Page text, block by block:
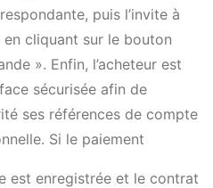
puis l’invite à
cliquant sur le bouton
». Enfin, l’acheteur est
sécurisée afin de
ses références de compte
Si le paiement
est enregistrée et le contrat